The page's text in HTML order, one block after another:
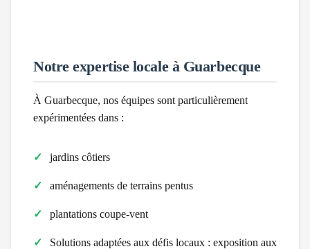
Notre expertise locale à Guarbecque
À Guarbecque, nos équipes sont particulièrement
expérimentées dans :
jardins côtiers
aménagements de terrains pentus
plantations coupe-vent
Solutions adaptées aux défis locaux : exposition aux